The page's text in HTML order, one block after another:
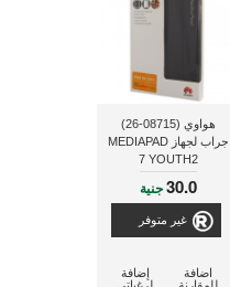
هواوي (08715-26)
جراب لجهاز MEDIAPAD
7 YOUTH2
30.0جنية
غير متوفر
إضافة
اضافة